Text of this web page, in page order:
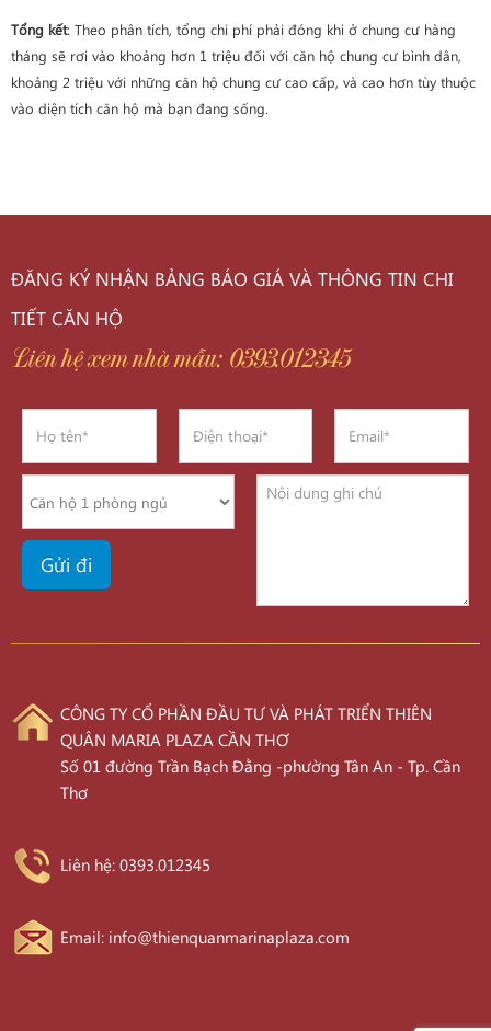
Tổng kết: Theo phân tích, tổng chi phí phải đóng khi ở chung cư hàng
tháng sẽ rơi vào khoảng hơn 1 triệu đối với căn hộ chung cư bình dân,
khoảng 2 triệu với những căn hộ chung cư cao cấp, và cao hơn tùy thuộc
vào diện tích căn hộ mà bạn đang sống.
ĐĂNG KÝ NHẬN BẢNG BÁO GIÁ VÀ THÔNG TIN CHI
TIẾT CĂN HỘ
Liên hệ xem nhà mẫu: 0393.012345
CÔNG TY CỔ PHẦN ĐẦU TƯ VÀ PHÁT TRIỂN THIÊN
QUÂN MARIA PLAZA CẦN THƠ
Số 01 đường Trần Bạch Đằng -phường Tân An - Tp. Cần
Thơ
Liên hệ: 0393.012345
Email: info@thienquanmarinaplaza.com